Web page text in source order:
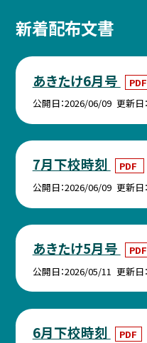
新着配布文書
あきたけ6月号 PDF
公開日 2026/06/09 更新日
7月下校時刻 PDF
公開日 2026/06/09 更新日
あきたけ5月号
PDF
公開日 2026/05/11 更新日
6月下校時刻
PDF